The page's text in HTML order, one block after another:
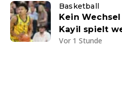
Basketball
Kein
Kayil spielt
Vor 1 Stunde